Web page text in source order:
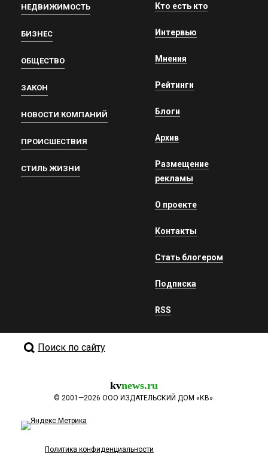
НЕДВИЖИМОСТЬ
БИЗНЕС
ОБЩЕСТВО
ЗАКОН
НОВОСТИ КОМПАНИЙ
ПРОИСШЕСТВИЯ
СТИЛЬ ЖИЗНИ
Кто есть кто
Интервью
Мнения
Рейтинги
Блоги
Архив
Размещение
рекламы
О проекте
Контакты
Стать блогером
Подписка
RSS
Поиск по сайту
kvnews.ru
© 2001—2026 ООО ИЗДАТЕЛЬСКИЙ ДОМ «КВ».
Политика конфиденциальности